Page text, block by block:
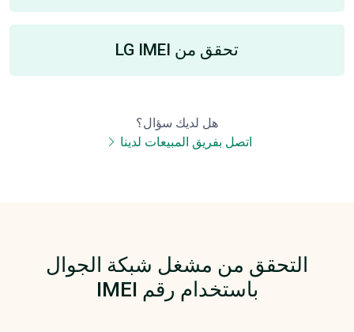
تحقق من LG IMEI
هل لديك سؤال؟
اتصل بفريق المبيعات لدينا
التحقق من مشغل شبكة الجوال
باستخدام رقم IMEI